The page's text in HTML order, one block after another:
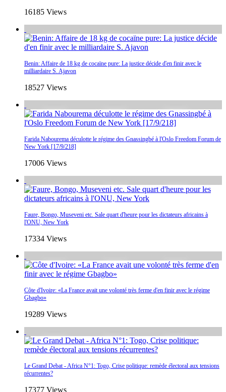
16185 Views
Benin: Affaire de 18 kg de cocaïne pure: La justice décide d'en finir avec le
milliardaire S. Ajavon
18527 Views
Farida Nabourema déculotte le régime des Gnassingbé à l'Oslo Freedom Forum de
New York [17/9/218]
17006 Views
Faure, Bongo, Museveni etc. Sale quart d'heure pour les dictateurs africains à
l'ONU, New York
17334 Views
Côte d'Ivoire: «La France avait une volonté très ferme d'en finir avec le régime
Gbagbo»
19289 Views
Le Grand Debat - Africa N°1: Togo, Crise politique: remède électoral aux tensions
récurrentes?
17377 Views